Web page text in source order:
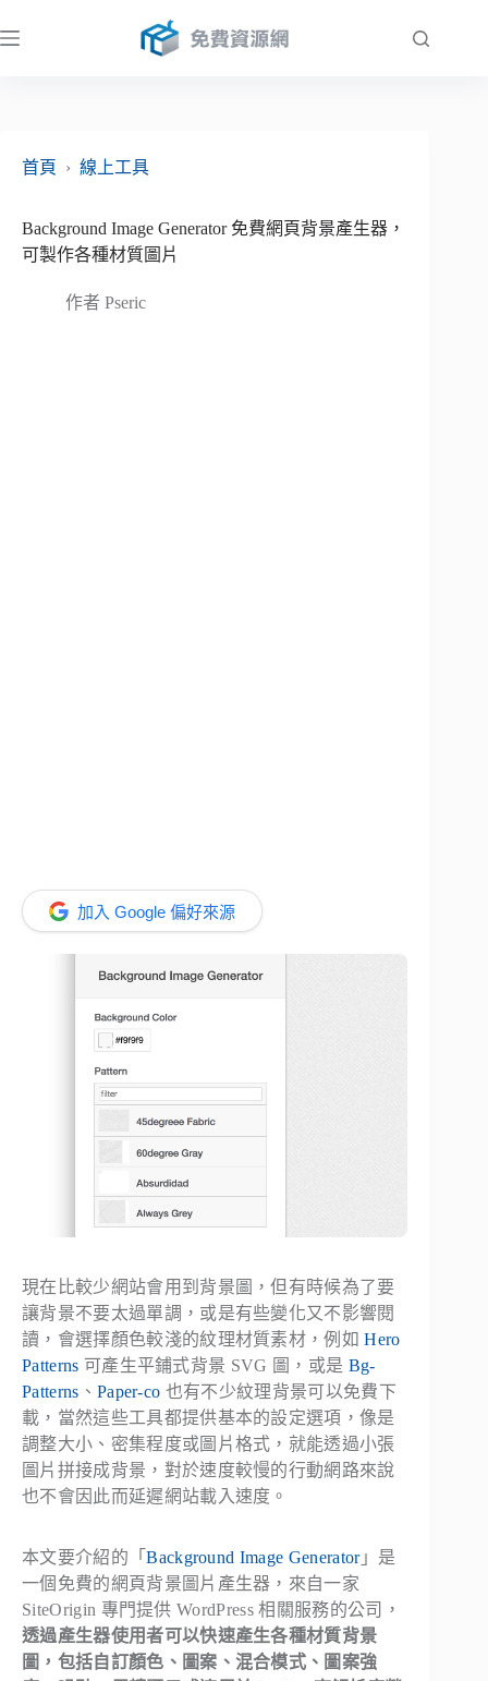
至
首頁
› 線上工具
Background Image Generator 免費網頁背景產生器，
可製作各種材質圖片
作者 Pseric
加入 Google 偏好來源
現在比較少網站會用到背景圖，但有時候為了要
讓背景不要太過單調，或是有些變化又不影響閱
讀，會選擇顏色較淺的紋理材質素材，例如Hero
Patterns 可產生平鋪式背景 SVG 圖，或是 Bg-
Patterns 、 Paper-co 也有不少紋理背景可以免費下
載，當然這些工具都提供基本的設定選項，像是
調整大小、密集程度或圖片格式，就能透過小張
圖片拼接成背景，對於速度較慢的行動網路來說
也不會因此而延遲網站載入速度。
本文要介紹的「Background Image Generator」是
一個免費的網頁背景圖片產生器，來自一家
SiteOrigin 專門提供 WordPress 相關服務的公司，
透過產生器使用者可以快速產生各種材質背景
圖，包括自訂顏色、圖案、混合模式、圖案強